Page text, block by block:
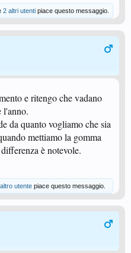
2 altri utenti piace questo messaggio.
e ritengo che vadano
l'anno.
da quanto vogliamo che sia
mettiamo la gomma
è notevole.
utente piace questo messaggio.